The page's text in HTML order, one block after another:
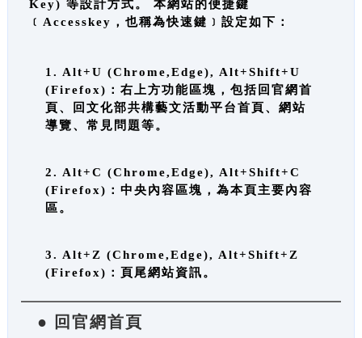
Key) 等設計方式。 本網站的便捷鍵
﹝Accesskey，也稱為快速鍵﹞設定如下：
1. Alt+U (Chrome,Edge), Alt+Shift+U
(Firefox)：右上方功能區塊，包括回官網首
頁、回文化部共構藝文活動平台首頁、網站
導覽、常見問題等。
2. Alt+C (Chrome,Edge), Alt+Shift+C
(Firefox)：中央內容區塊，為本頁主要內容
區。
3. Alt+Z (Chrome,Edge), Alt+Shift+Z
(Firefox)：頁尾網站資訊。
● 回官網首頁